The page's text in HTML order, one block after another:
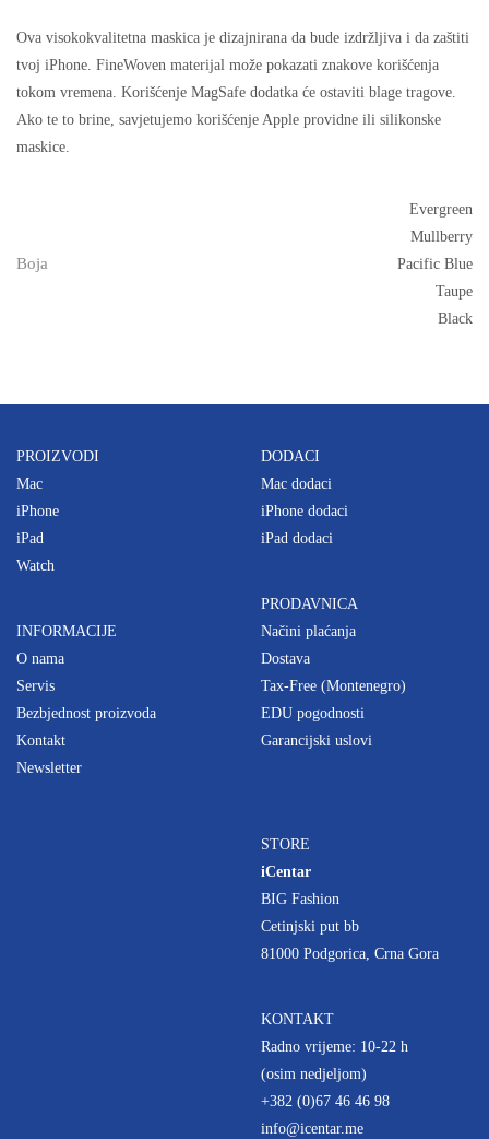
Ova visokokvalitetna maskica je dizajnirana da bude izdržljiva i da zaštiti
tvoj iPhone. FineWoven materijal može pokazati znakove korišćenja
tokom vremena. Korišćenje MagSafe dodatka će ostaviti blage tragove.
Ako te to brine, savjetujemo korišćenje Apple providne ili silikonske
maskice.
Boja
Evergreen
Mullberry
Pacific Blue
Taupe
Black
PROIZVODI
Mac
iPhone
iPad
Watch
INFORMACIJE
O nama
Servis
Bezbjednost proizvoda
Kontakt
Newsletter
DODACI
Mac dodaci
iPhone dodaci
iPad dodaci
PRODAVNICA
Načini plaćanja
Dostava
Tax-Free (Montenegro)
EDU pogodnosti
Garancijski uslovi
STORE
iCentar
BIG Fashion
Cetinjski put bb
81000 Podgorica, Crna Gora
KONTAKT
Radno vrijeme: 10-22 h
(osim nedjeljom)
+382 (0)67 46 46 98
info@icentar.me